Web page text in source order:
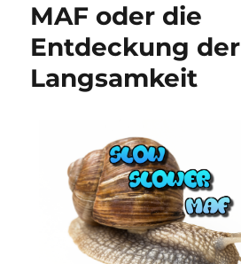
MAF oder die
Entdeckung der
Langsamkeit